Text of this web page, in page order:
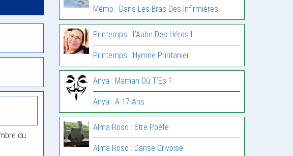
du
Mémo : Dans Les Bras Des Infirmières
Printemps : L’Aube Des Héros I
Printemps : Hymne Printanier
Anya : Maman Où T’Es ?
Anya : A 17 Ans
Alma Roso : Être Poète
Alma Roso : Danse Grivoise